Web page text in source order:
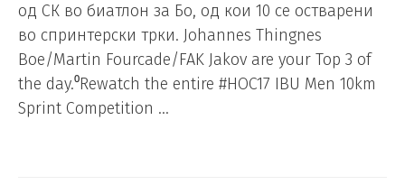
од СК во биатлон за Бо, од кои 10 се остварени
во спринтерски трки. Johannes Thingnes
Boe/Martin Fourcade/FAK Jakov are your Top 3 of
the day.⁰Rewatch the entire #HOC17 IBU Men 10km
Sprint Competition …